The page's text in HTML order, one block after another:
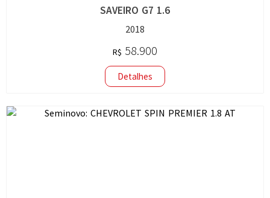
SAVEIRO G7 1.6
2018
R$ 58.900
Detalhes